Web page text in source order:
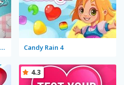
Delicious: Emily's New Beginning Candy Rain 4
4.3